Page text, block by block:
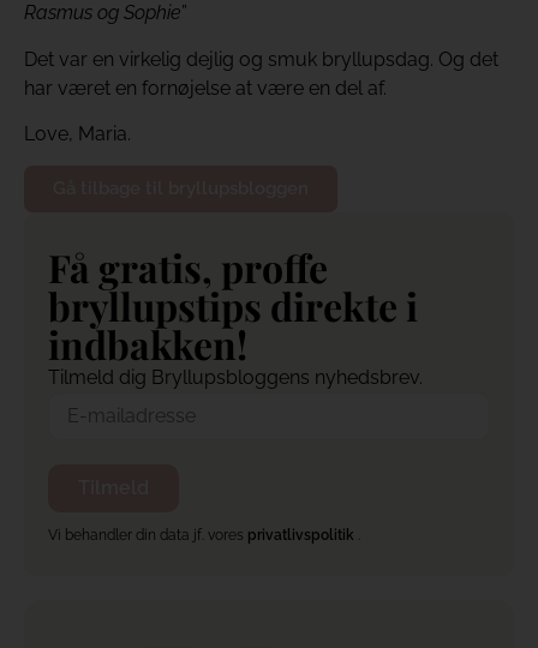
Rasmus og Sophie”
Det var en virkelig dejlig og smuk bryllupsdag. Og det
har været en fornøjelse at være en del af.
Love, Maria.
Få gratis, proffe
bryllupstips direkte i
indbakken!
Tilmeld dig Bryllupsbloggens nyhedsbrev.
Vi behandler din data jf. vores privatlivspolitik .